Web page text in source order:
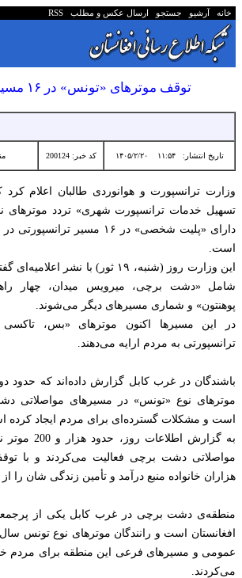
خانه آرشیو جستجو ارسال عکس و مطلب RSS
توقف موتر‌های «تونس» در ۱۶ مسیر شهر کابل
تاریخ انتشار:۱۱:۵۴ ۱۴۰۵/۲/۲۰ کد خبر: 200124
وزارت ترانسپورت و هوانوردی طالبان اعلام
تسهیل خدمات ترانسپورت شهری» تردد موتر‌های
دارای «پلیت شخصی» در ۱۶ مسیر
است.
این وزارت روز (شنبه، ۱۹ ثور) با
شامل «دشت برچی، میرویس میدان، چهار
پوهنتون» و شماری مسیرهای دیگر می‌شوند.
در این مسیرها اکنون موترهای «بس،
ترانسپورتی به مردم ارایه می‌دهند.
باشندگان در غرب کابل گزارش داده‌اند که حدود
موترهای نوع «تونس» در مسیرهای مواصلاتی
است و مشکلات گسترده‌ای برای مردم ایجاد کرده
به گزارش
مواصلاتی دشت برچی فعالیت می‌کردند و با
هزاران خانواده منبع درآمد و تأمین زندگی شان را
منطقه‌ی دشت برچی در غرب کابل یکی از
افغانستان است و رانندگان موترهای نوع تونس
عمومی و مسیرهای فرعی این منطقه برای مردم
می‌کردند.